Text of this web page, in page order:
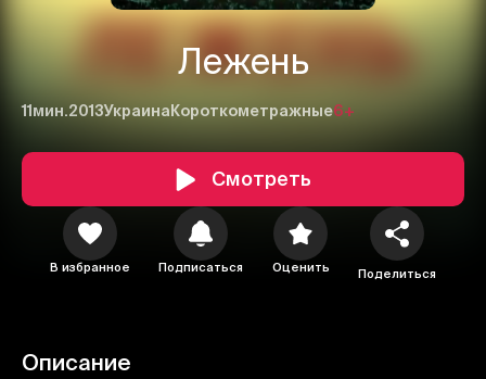
Лежень
11мин.2013Украина Короткометражные6+
Смотреть
В избранное Подписаться Оценить Поделиться
Описание
1 2 3